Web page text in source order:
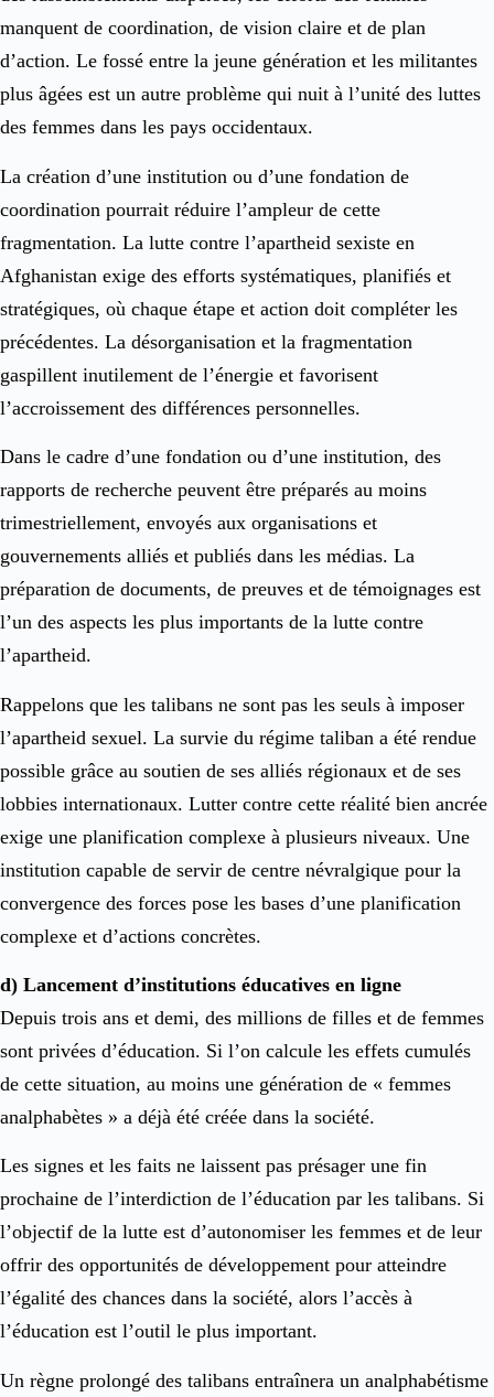
manquent de coordination, de vision claire et de plan
d’action. Le fossé entre la jeune génération et les militantes
plus âgées est un autre problème qui nuit à l’unité des luttes
des femmes dans les pays occidentaux.
La création d’une institution ou d’une fondation de
coordination pourrait réduire l’ampleur de cette
fragmentation. La lutte contre l’apartheid sexiste en
Afghanistan exige des efforts systématiques, planifiés et
stratégiques, où chaque étape et action doit compléter les
précédentes. La désorganisation et la fragmentation
gaspillent inutilement de l’énergie et favorisent
l’accroissement des différences personnelles.
Dans le cadre d’une fondation ou d’une institution, des
rapports de recherche peuvent être préparés au moins
trimestriellement, envoyés aux organisations et
gouvernements alliés et publiés dans les médias. La
préparation de documents, de preuves et de témoignages est
l’un des aspects les plus importants de la lutte contre
l’apartheid.
Rappelons que les talibans ne sont pas les seuls à imposer
l’apartheid sexuel. La survie du régime taliban a été rendue
possible grâce au soutien de ses alliés régionaux et de ses
lobbies internationaux. Lutter contre cette réalité bien ancrée
exige une planification complexe à plusieurs niveaux. Une
institution capable de servir de centre névralgique pour la
convergence des forces pose les bases d’une planification
complexe et d’actions concrètes.
d) Lancement d’institutions éducatives en ligne
Depuis trois ans et demi, des millions de filles et de femmes
sont privées d’éducation. Si l’on calcule les effets cumulés
de cette situation, au moins une génération de « femmes
analphabètes » a déjà été créée dans la société.
Les signes et les faits ne laissent pas présager une fin
prochaine de l’interdiction de l’éducation par les talibans. Si
l’objectif de la lutte est d’autonomiser les femmes et de leur
offrir des opportunités de développement pour atteindre
l’égalité des chances dans la société, alors l’accès à
l’éducation est l’outil le plus important.
Un règne prolongé des talibans entraînera un analphabétisme